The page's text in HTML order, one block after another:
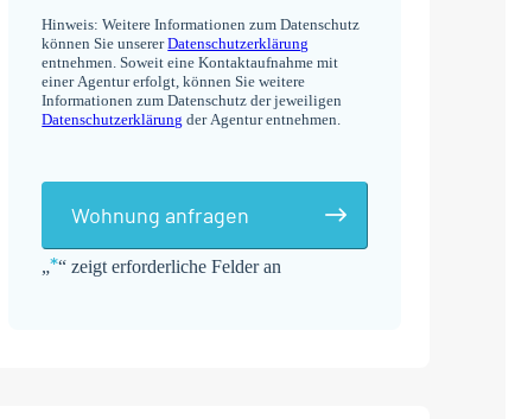
„*“ zeigt erforderliche Felder an
Hinweis: Weitere Informationen zum Datenschutz
können Sie unsererDatenschutzerklärung
entnehmen. Soweit eine Kontaktaufnahme mit
einer Agentur erfolgt, können Sie weitere
Informationen zum Datenschutz der jeweiligen
Datenschutzerklärung der Agentur entnehmen.
Wohnung anfragen